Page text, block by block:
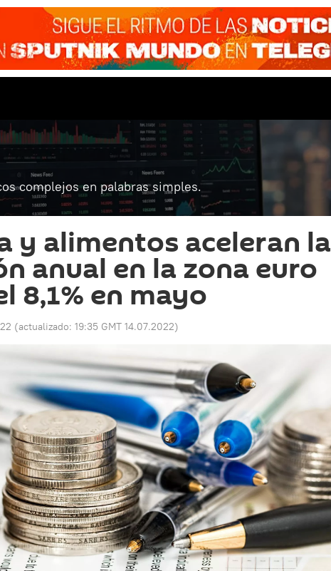
complejos en palabras simples.
y alimentos aceleran la
anual en la zona euro
8,1% en mayo
(actualizado: 19:35 GMT 14.07.2022)